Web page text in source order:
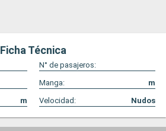
Ficha Técnica
N° de pasajeros:
Manga:
m
m Velocidad: Nudos